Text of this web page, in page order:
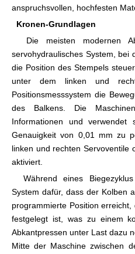
anspruchsvollen, hochfesten
Kronen-Grundlagen
Die meisten modernen
servohydraulisches System, bei
die Position des Stempels
unter dem linken und
Positionsmesssystem die
des Balkens. Die
Informationen und
Genauigkeit von 0,01 mm zu
linken und rechten Servoventile
aktiviert.
Während eines
System dafür, dass der Kolben
programmierte Position
festgelegt ist, was zu einem
Abkantpressen unter Last dazu
Mitte der Maschine zwischen